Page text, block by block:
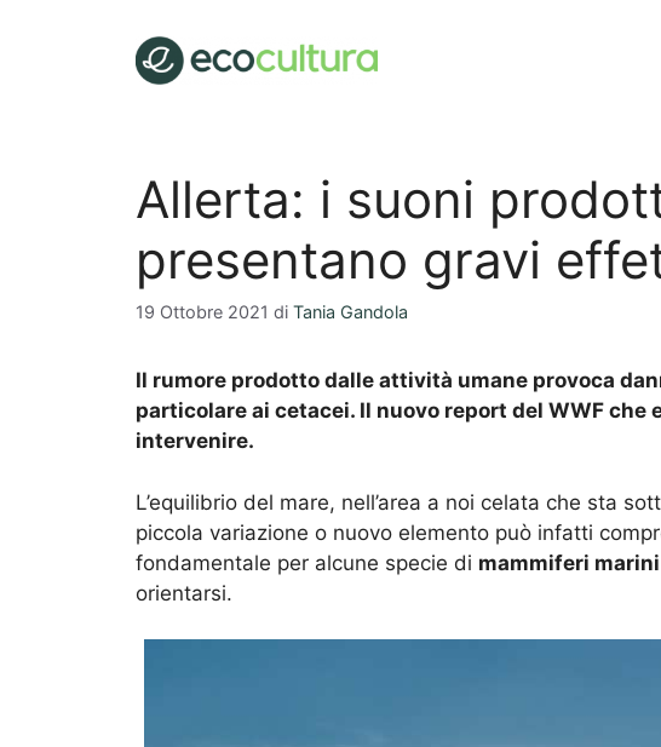
Allerta: i suoni
presentano gravi
19 Ottobre 2021 di Tania Gandola
Il rumore prodotto dalle attività umane provoca
particolare ai cetacei. Il nuovo report del WWF che
intervenire.
L’equilibrio del mare, nell’area a noi celata che sta
piccola variazione o nuovo elemento può infatti
fondamentale per alcune specie di mammiferi marini
orientarsi.